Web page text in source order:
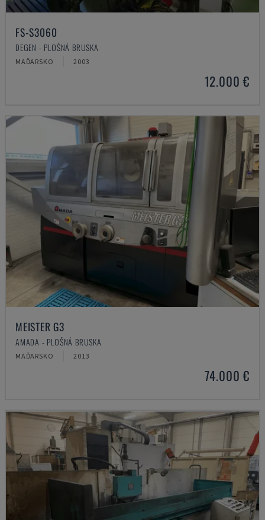
FS-S3060
DEGEN - PLOŠNÁ BRUSKA
MAĎARSKO 2003
12.000 €
MEISTER G3
AMADA - PLOŠNÁ BRUSKA
MAĎARSKO 2013
74.000 €